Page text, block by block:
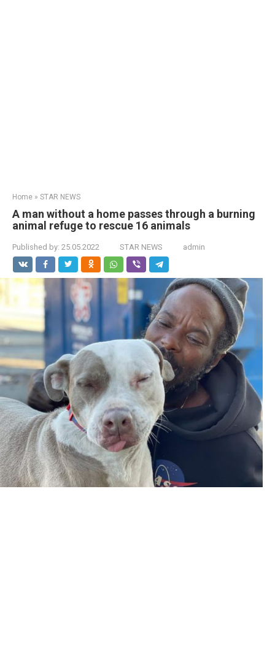
Home » STAR NEWS
A man without a home passes through a burning
animal refuge to rescue 16 animals
Published by: 25.05.2022 STAR NEWS admin